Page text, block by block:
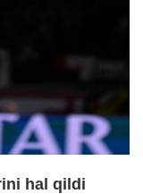
hal qildi